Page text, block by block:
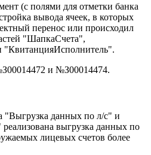
(с полями для отметки банка
вывода ячеек, в которых
перенос или происходил
"ШапкаСчета",
и №З00014474.
"Выгрузка данных по л/с" и
выгрузка данных по
лицевых счетов более